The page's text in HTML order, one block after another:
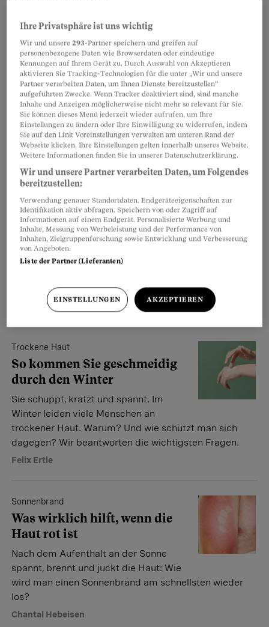
Hochansteckend
Krätze bei Kindern – oft zu
spät bemerkt
Mehrmals steckten sich diesen
Sommer Kinder in Kitas an.
Mindestens in zwei Fällen erkannten Kinderärzte das
nicht – so gab es weitere Infizierte.
Chantal Hebeisen
Jucken, Pusteln, Rötungen
Sonnenallergie – so schützen
Sie sich
Eine Sonnenallergie ist eine
wichtigsten Fragen und Antworten.
Désirée Reinke
Trockene Haut
So kommen Sie geschmeidig
durch den Winter
Sie schuppt, kratzt und spannt. Im
Winter leiden viele Menschen an
trockener Haut. Warum? Und wie schützt man sich
dagegen? Wir beantworten die wichtigsten Fragen.
Felix Ertle
Sonnenbrand
Was wirklich hilft, wenn die
Haut rot ist
Nach dem Aufenthalt an der Sonne
spannt, brennt und juckt die Haut: Wie
wird man einen Sonnenbrand am schnellsten wieder
los?
Chantal Hebeisen
Ihre Privatsphäre ist uns wichtig
Wir und unsere293-Partner speichern und greifen auf
personenbezogene Daten wie Browserdaten oder eindeutige
Kennungen auf Ihrem Gerät zu. Durch Auswahl von Akzeptieren
aktivieren Sie Tracking-Technologien für die unter „Wir und unsere
Partner verarbeiten Daten, um Ihnen Dienste bereitzustellen“
aufgeführten Zwecke. Wenn Tracker deaktiviert sind, sind manche
Inhalte und Anzeigen möglicherweise nicht mehr so relevant für Sie.
Sie können dieses Menü jederzeit wieder aufrufen, um Ihre
Einstellungen zu ändern oder Ihre Einwilligung zu widerrufen, indem
Sie auf den Link Voreinstellungen verwalten am unteren Rand der
Webseite klicken. Ihre Einstellungen gelten innerhalb unseres Website.
Weitere Informationen finden Sie in unserer Datenschutzerklärung.
Wir und unsere Partner verarbeiten Daten, um Folgendes
bereitzustellen:
Verwendung genauer Standortdaten. Endgeräteeigenschaften zur
Identifikation aktiv abfragen. Speichern von oder Zugriff auf
Informationen auf einem Endgerät. Personalisierte Werbung und
Inhalte, Messung von Werbeleistung und der Performance von
Inhalten, Zielgruppenforschung sowie Entwicklung und Verbesserung
von Angeboten.
Liste der Partner (Lieferanten)
EINSTELLUNGEN AKZEPTIEREN